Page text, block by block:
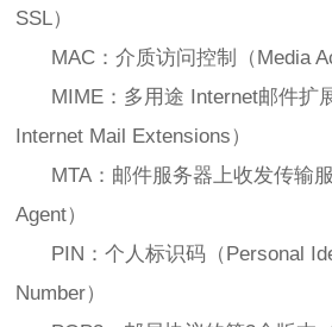
SSL）
MAC：介质访问控制（Media
MIME：多用途 Internet邮件扩
Internet Mail Extensions）
MTA：邮件服务器上收发传输
Agent）
PIN：个人标识码（Personal
Number）